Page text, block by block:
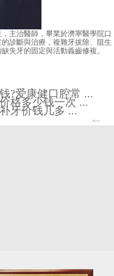
主治醫師，畢業於濟寧醫學院口
診斷與治療，複雜牙拔除、阻生
失牙的固定與活動義齒修複。
?爱康健口腔常 ...
格多少钱一次 ...
牙价钱几多 ...
More+